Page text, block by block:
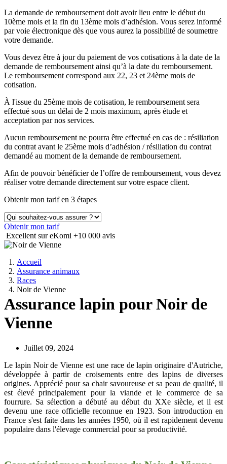
La demande de remboursement doit avoir lieu entre le début du
10ème mois et la fin du 13ème mois d’adhésion. Vous serez informé
par voie électronique dès que vous aurez la possibilité de soumettre
votre demande.
Vous devez être à jour du paiement de vos cotisations à la date de la
demande de remboursement ainsi qu’à la date du remboursement.
Le remboursement correspond aux 22, 23 et 24ème mois de
cotisation.
À l'issue du 25ème mois de cotisation, le remboursement sera
effectué sous un délai de 2 mois maximum, après étude et
acceptation par nos services.
Aucun remboursement ne pourra être effectué en cas de : résiliation
du contrat avant le 25ème mois d’adhésion / résiliation du contrat
demandé au moment de la demande de remboursement.
Afin de pouvoir bénéficier de l’offre de remboursement, vous devez
réaliser votre demande directement sur votre espace client.
Obtenir mon tarif en 3 étapes
Obtenir mon tarif
Excellent sur eKomi +10 000 avis
Accueil
Assurance animaux
Races
Noir de Vienne
Assurance lapin pour Noir de
Vienne
Juillet 09, 2024
Le lapin Noir de Vienne est une race de lapin originaire d'Autriche,
développée à partir de croisements entre des lapins de diverses
origines. Apprécié pour sa chair savoureuse et sa peau de qualité, il
est élevé principalement pour la viande et le commerce de sa
fourrure. Sa sélection a débuté au début du XXe siècle, et il est
devenu une race officielle reconnue en 1923. Son introduction en
France s'est faite dans les années 1950, où il est rapidement devenu
populaire dans l'élevage commercial pour sa productivité.